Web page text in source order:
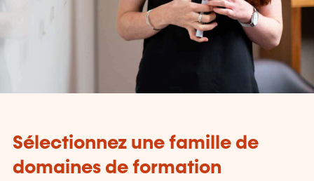
Sélectionnez une famille de
domaines de formation